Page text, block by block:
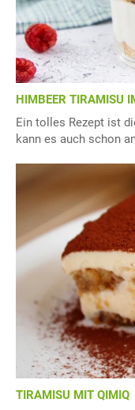
HIMBEER TIRAMISU
Ein tolles Rezept ist
kann es auch schon
TIRAMISU MIT QIMIQ